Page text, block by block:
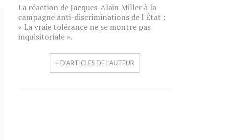
La réaction de Jacques-Alain Miller à la
campagne anti-discriminations de l'État :
« La vraie tolérance ne se montre pas
inquisitoriale ».
+ D'ARTICLES DE L'AUTEUR